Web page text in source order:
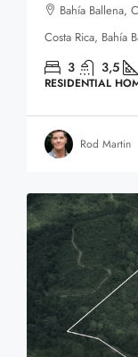
Bahía Ballena,
Costa Rica, Bahía
3 3,5
RESIDENTIAL
Rod Martin